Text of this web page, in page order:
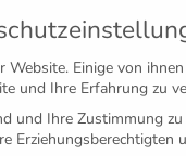
Einige von
und Ihre Erfahrung zu
und Ihre Zustimmung
Erziehungsberechtigten